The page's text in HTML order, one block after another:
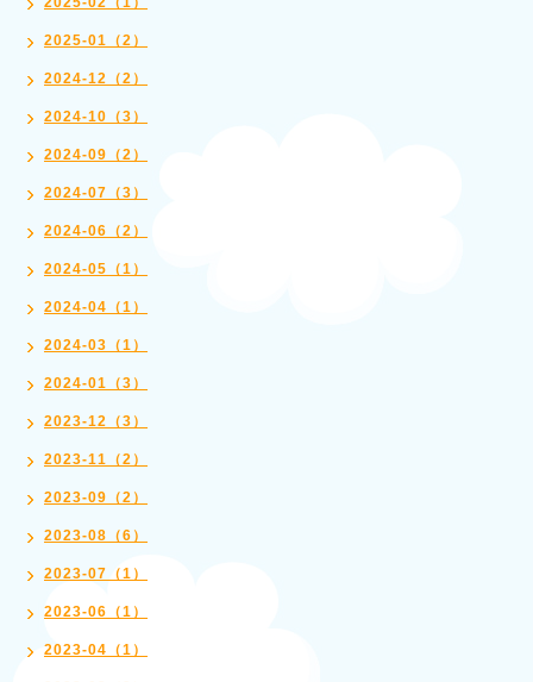
2025-01（2）
2024-12（2）
2024-10（3）
2024-09（2）
2024-07（3）
2024-06（2）
2024-05（1）
2024-04（1）
2024-03（1）
2024-01（3）
2023-12（3）
2023-11（2）
2023-09（2）
2023-08（6）
2023-07（1）
2023-06（1）
2023-04（1）